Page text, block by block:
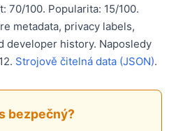
70/100. Popularita: 15/100.
metadata, privacy labels,
developer history. Naposledy
Strojově čitelná data (JSON).
bezpečný?